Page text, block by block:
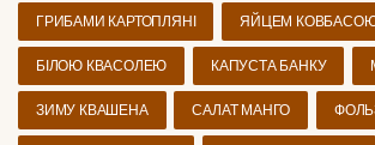
ГРИБАМИ КАРТОПЛЯНІ ЯЙЦЕМ
БІЛОЮ КВАСОЛЕЮ КАПУСТА БАНКУ
ЗИМУ КВАШЕНА САЛАТ МАНГО